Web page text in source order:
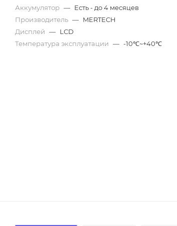
Аккумулятор — Есть - до 4 месяцев
Производитель — MERTECH
Дисплей — LCD
Температура эксплуатации — -10℃~+40℃